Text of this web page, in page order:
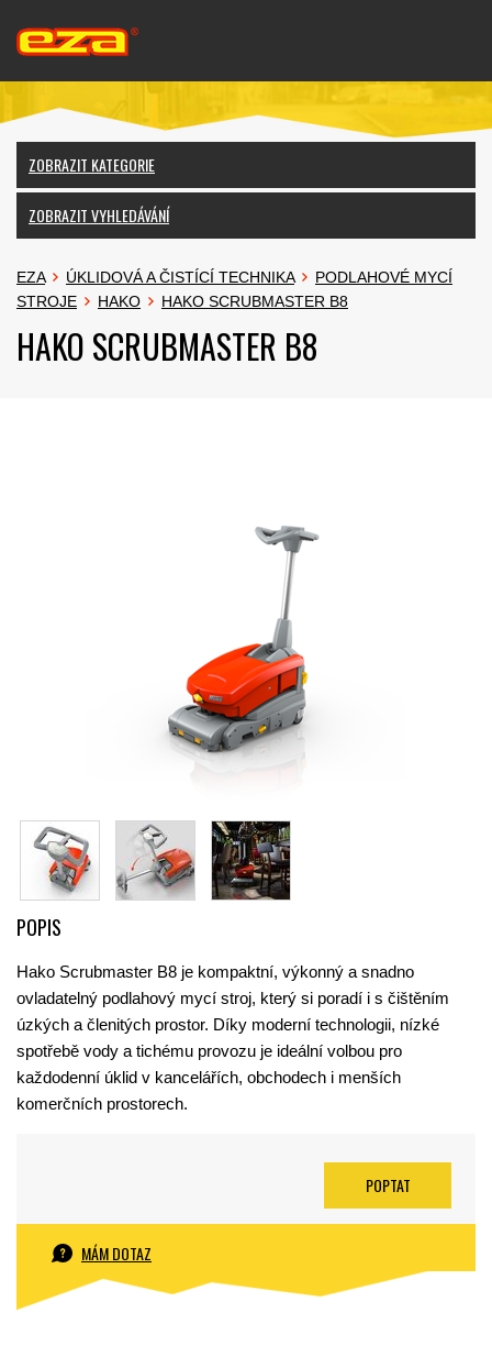
ZOBRAZIT KATEGORIE
ZOBRAZIT VYHLEDÁVÁNÍ
EZA ÚKLIDOVÁ A ČISTÍCÍ TECHNIKA
PODLAHOVÉ MYCÍ
STROJE
HAKO HAKO SCRUBMASTER B8
HAKO SCRUBMASTER B8
POPIS
Hako Scrubmaster B8 je kompaktní, výkonný a snadno
ovladatelný podlahový mycí stroj, který si poradí i s čištěním
úzkých a členitých prostor. Díky moderní technologii, nízké
spotřebě vody a tichému provozu je ideální volbou pro
každodenní úklid v kancelářích, obchodech i menších
komerčních prostorech.
POPTAT
MÁM DOTAZ